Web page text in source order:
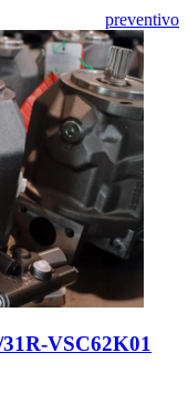
preventivo
VSC62K01